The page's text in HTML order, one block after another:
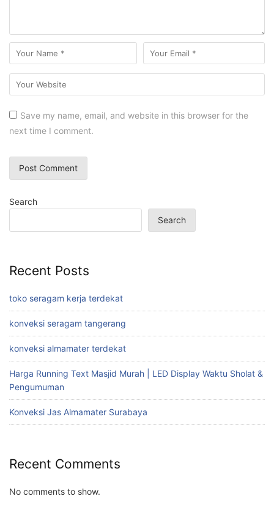
Save my name, email, and website in this browser for the
next time I comment.
Search
Search
Recent Posts
toko seragam kerja terdekat
konveksi seragam tangerang
konveksi almamater terdekat
Harga Running Text Masjid Murah | LED Display Waktu Sholat &
Pengumuman
Konveksi Jas Almamater Surabaya
Recent Comments
No comments to show.